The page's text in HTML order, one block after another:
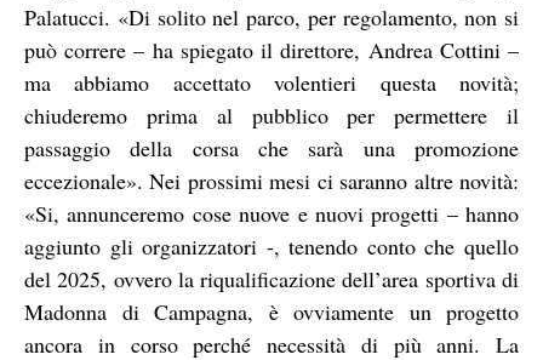
Palatucci. «Di solito nel parco, per regolamento, non si
può correre – ha spiegato il direttore, Andrea Cottini –
ma abbiamo accettato volentieri questa novità;
chiuderemo prima al pubblico per permettere il
passaggio della corsa che sarà una promozione
eccezionale». Nei prossimi mesi ci saranno altre novità:
«Si, annunceremo cose nuove e nuovi progetti – hanno
aggiunto gli organizzatori -, tenendo conto che quello
del 2025, ovvero la riqualificazione dell’area sportiva di
Madonna di Campagna, è ovviamente un progetto
ancora in corso perché necessità di più anni. La